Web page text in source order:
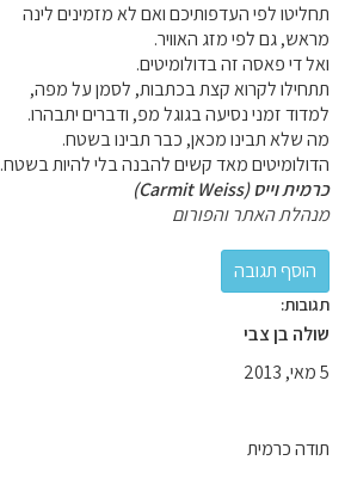
תחליטו לפי העדפותיכם ואם לא מזמינים לינה
מראש, גם לפי מזג האוויר.
ואל די פאסה זה בדולומיטים.
תתחילו לקרוא קצת בכתבות, לסמן על מפה,
למדוד זמני נסיעה בגוגל מפ, ודברים יתבהרו.
מה שלא תבינו מכאן, כבר תבינו בשטח.
הדולומיטים מאד קשים להבנה בלי להיות בשטח.
כרמית וייס (Carmit Weiss)
מנהלת האתר והפורום
תגובות:
שולה בן צבי
5 מאי, 2013
תודה כרמית